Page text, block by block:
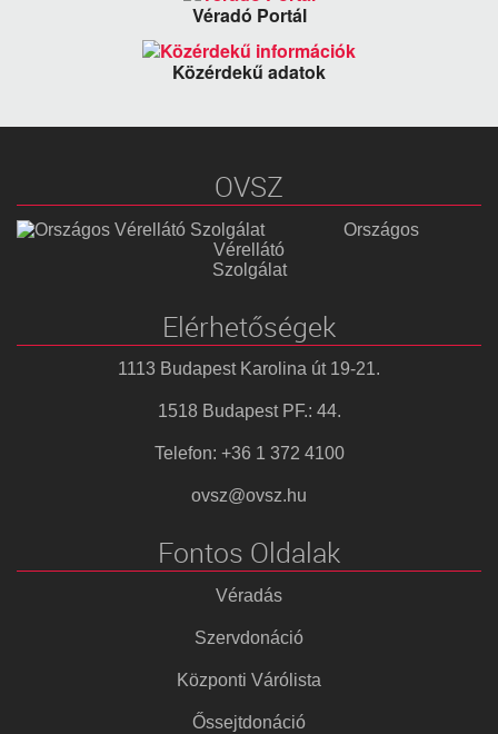
Véradó Portál
Közérdekű adatok
OVSZ
Országos
Vérellátó
Szolgálat
Elérhetőségek
1113 Budapest Karolina út 19-21.
1518 Budapest PF.: 44.
Telefon: +36 1 372 4100
ovsz@ovsz.hu
Fontos Oldalak
Véradás
Szervdonáció
Központi Várólista
Őssejtdonáció